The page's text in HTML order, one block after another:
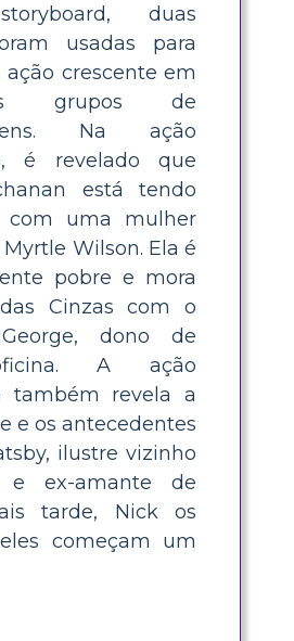
duas
usadas para
ação crescente em
grupos de
Na ação
é revelado que
está tendo
com uma mulher
Wilson. Ela é
pobre e mora
Cinzas com o
dono de
A ação
também revela a
e os antecedentes
ilustre vizinho
ex-amante de
tarde, Nick os
começam um